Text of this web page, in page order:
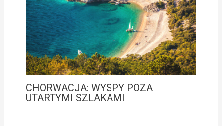
CHORWACJA: WYSPY POZA
UTARTYMI SZLAKAMI